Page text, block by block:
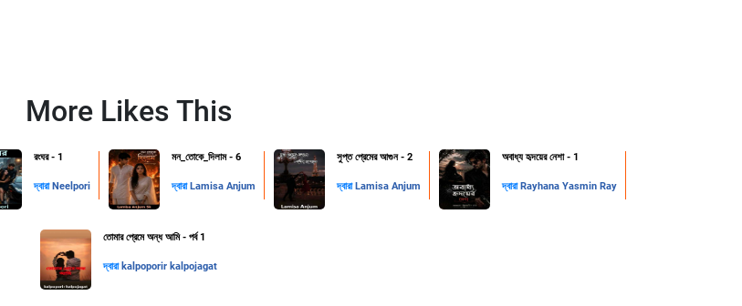
More Likes This
রংঘর - 1
দ্বারা Neelpori
মন_তোকে_দিলাম - 6
দ্বারা Lamisa Anjum
সুপ্ত প্রেমের আগুন - 2
দ্বারা Lamisa Anjum
অবাধ্য হৃদয়ের নেশা - 1
দ্বারা Rayhana Yasmin Ray
তোমার প্রেমে অন্ধ আমি - পর্ব 1
দ্বারা kalpoporir kalpojagat